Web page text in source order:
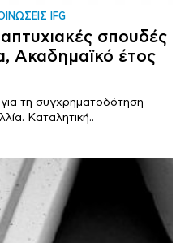
IFG
σπουδές
Ακαδημαϊκό έτος
τη συγχρηματοδότηση
Καταλητική..